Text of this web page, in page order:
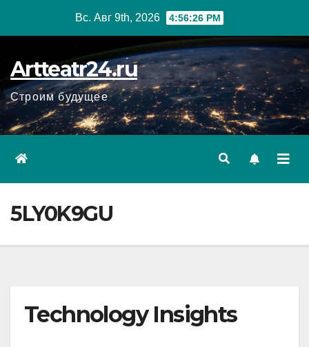
Вс. Авг 9th, 2026 4:56:27 PM
Artteatr24.ru
Строим будущее
5LY0K9GU
Technology Insights